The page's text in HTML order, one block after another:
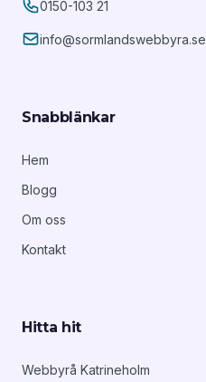
0150-103 21
info@sormlandswebbyra.se
Snabblänkar
Hem
Blogg
Om oss
Kontakt
Hitta hit
Webbyrå Katrineholm